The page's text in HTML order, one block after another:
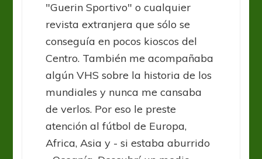
"Guerin Sportivo" o cualquier
revista extranjera que sólo se
conseguía en pocos kioscos del
Centro. También me acompañaba
algún VHS sobre la historia de los
mundiales y nunca me cansaba
de verlos. Por eso le preste
atención al fútbol de Europa,
Africa, Asia y - si estaba aburrido